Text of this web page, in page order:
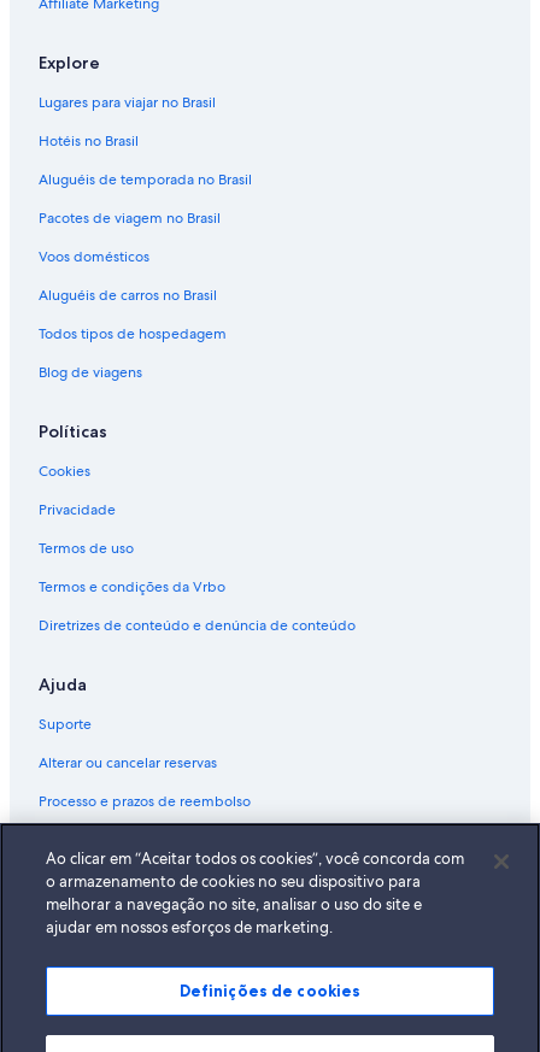
Explore
Lugares para viajar no Brasil
Hotéis no Brasil
Aluguéis de temporada no Brasil
Pacotes de viagem no Brasil
Voos domésticos
Aluguéis de carros no Brasil
Todos tipos de hospedagem
Blog de viagens
Políticas
Cookies
Privacidade
Termos de uso
Termos e condições da Vrbo
Diretrizes de conteúdo e denúncia de conteúdo
Ajuda
Suporte
Alterar ou cancelar reservas
Processo e prazos de reembolso
Documentos para viagens internacionais
A Expedia, Inc. não se responsabiliza pelo conteúdo dos sites externos.
© 2026 Expedia, Inc., uma empresa do Expedia Group. Todos os direitos
reservados Expedia e o logotipo da Expedia são marcas registradas da
Ao clicar em “Aceitar todos os cookies”, você concorda com
o armazenamento de cookies no seu dispositivo para
melhorar a navegação no site, analisar o uso do site e
ajudar em nossos esforços de marketing.
Definições de cookies